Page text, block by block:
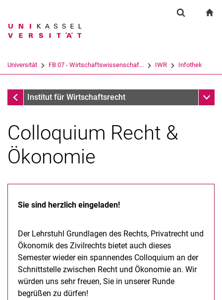
Springe direkt zu: Inhalt
Springe direkt zu: Suche
Springe direkt zu:
Suchbegriff
Suchen (öffnet externen Link in einem
Universität FB 07 - Wirtschaftswissenschaf... IWR Infothek
InfothekInstitut für Wirtschaftsrecht
Colloquium Recht &
Ökonomie
Sie sind herzlich eingeladen!
Der Lehrstuhl Grundlagen des Rechts, Privatrecht und
Ökonomik des Zivilrechts bietet auch dieses
Semester wieder ein spannendes Colloquium an der
Schnittstelle zwischen Recht und Ökonomie an. Wir
würden uns sehr freuen, Sie in unserer Runde
begrüßen zu dürfen!